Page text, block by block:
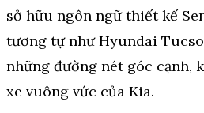
sở hữu ngôn ngữ thiết kế
tương tự như Hyundai
những đường nét góc cạnh,
xe vuông vức của Kia.